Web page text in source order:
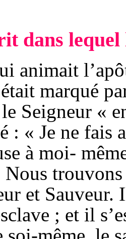
dans
animait
marqué
Seigneur «
: « Je ne fais
à moi-
et Sauveur.
; et il